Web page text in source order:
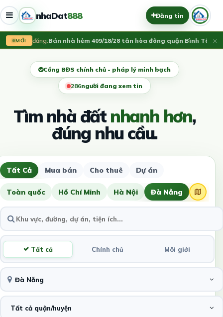
nhaDat888 Đăng tin
MỚI
Vừa đăng:Bán nhà hẻm 409/18/28 tân hòa đông quận Bình Tân ×
Cổng BĐS chính chủ - pháp lý minh bạch
288người đang xem tin
Tìm nhà đấtnhanh hơn,
đúng nhu cầu.
Tất Cả Mua bán Cho thuê Dự án
Toàn quốc Hồ Chí Minh Hà Nội Đà Nẵng
Tất cả Chính chủ Môi giới
Đà Nẵng
Tất cả quận/huyện